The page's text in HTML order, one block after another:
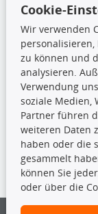
Querlenker
Radlager
Stoßdämpfer
TecDoc Inside
Die hier angezeigten
nicht kopiert werden.
Es ist zu unterlassen,
vorherige
Cookie-
Wir verwenden
zu können und
analysieren.
Verwendung
soziale Medien,
Partner führen
weiteren Daten
haben oder die
gesammelt
können Sie
oder über die